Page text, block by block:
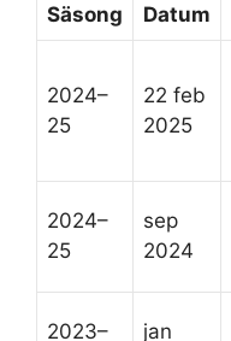
Säsong Datum
2024–
25
22 feb
2025
2024–
25
sep
2024
2023–
jan